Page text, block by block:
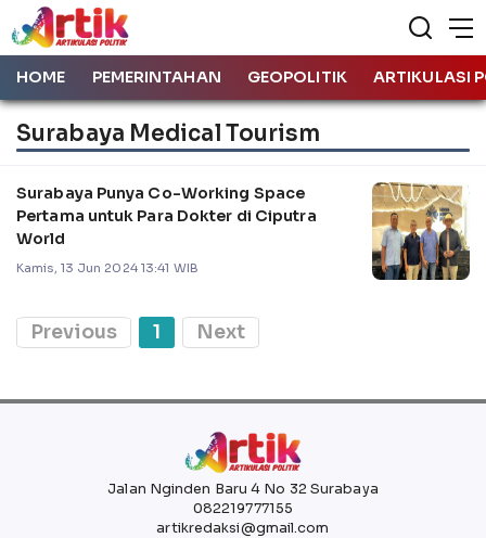
HOME PEMERINTAHAN GEOPOLITIK ARTIKULASI
Surabaya Medical Tourism
Surabaya Punya Co-Working Space
Pertama untuk Para Dokter di Ciputra
World
Kamis, 13 Jun 2024 13:41 WIB
Previous 1 Next
Jalan Nginden Baru 4 No 32 Surabaya
082219777155
artikredaksi@gmail.com